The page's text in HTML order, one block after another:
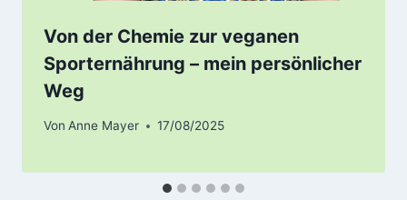
Von der Chemie zur veganen
Sporternährung – mein persönlicher
Weg
Von Anne Mayer 17/08/2025